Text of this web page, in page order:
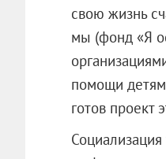
свою жизнь
мы (фонд «Я
помощи детям
готов проект